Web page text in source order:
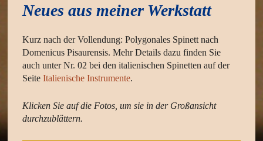
Neues aus meiner Werkstatt
Kurz nach der Vollendung: Polygonales Spinett nach
Domenicus Pisaurensis. Mehr Details dazu finden Sie
auch unter Nr. 02 bei den italienischen Spinetten auf der
SeiteItalienische Instrumente.
Klicken Sie auf die Fotos, um sie in der Großansicht
durchzublättern.